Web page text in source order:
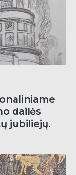
dailės
jubiliejų.